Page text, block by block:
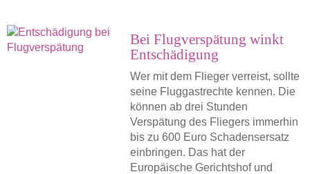
Bei Flugverspätung winkt
Entschädigung
Wer mit dem Flieger verreist, sollte
seine Fluggastrechte kennen. Die
können ab drei Stunden
Verspätung des Fliegers immerhin
bis zu 600 Euro Schadensersatz
einbringen. Das hat der
Europäische Gerichtshof und